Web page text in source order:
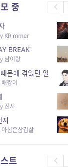
중
KRimmer
BREAK
남이랑
문에 겪었던 일
배짱이
진샤
지
아침은삼겹살
트